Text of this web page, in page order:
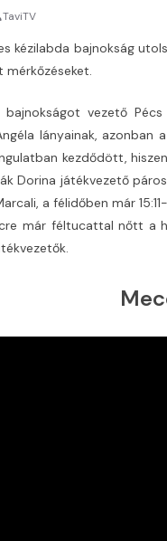
TaviTV
kézilabda bajnokság
mérkőzéseket.
vezető
lányainak,
kezdődött,
Dorina játékvezető
a félidőben már
már féltucattal nőtt a